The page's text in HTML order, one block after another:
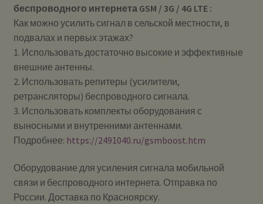
беспроводного интернета GSM / 3G / 4G LTE :
Как можно усилить сигнал в сельской местности, в
подвалах и первых этажах?
1. Использовать достаточно высокие и эффективные
внешние антенны.
2. Использовать репитеры (усилители,
ретрансляторы) беспроводного сигнала.
3. Использовать комплекты оборудования с
выносными и внутренними антеннами.
Подробнее: https://2491040.ru/gsmboost.htm
Оборудование для усиления сигнала мобильной
связи и беспроводного интернета. Отправка по
России. Доставка по Красноярску.